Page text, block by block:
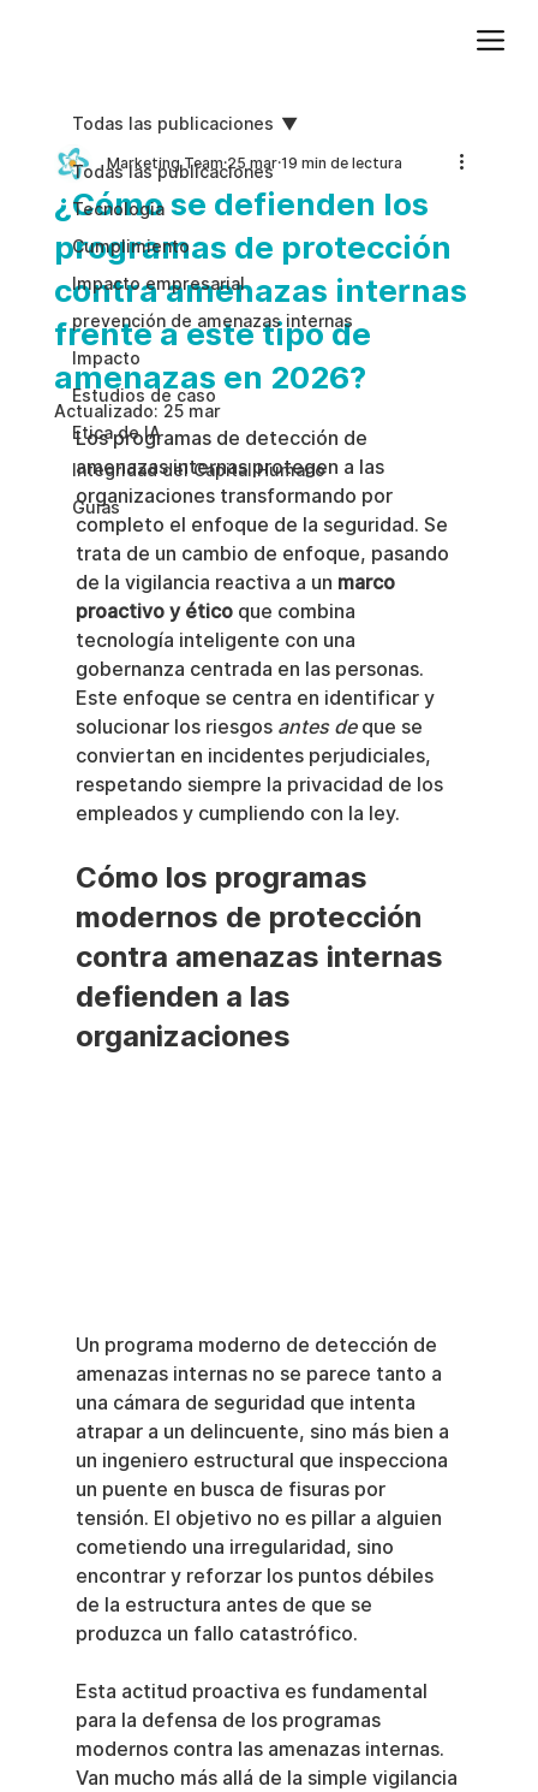
Todas las publicaciones
Tecnologia
Cumplimiento
Impacto empresarial
prevención de amenazas internas
Impacto
Estudios de caso
Etica de IA
Integridad del Capital Humano
Guias
Todas las publicaciones
¿Cómo se defienden los
programas de protección
contra amenazas internas
frente a este tipo de
amenazas en 2026?
Marketing Team 25 mar 19 min de lectura
Actualizado: 25 mar
Los programas de detección de
amenazas internas protegen a las
organizaciones transformando por
completo el enfoque de la seguridad. Se
trata de un cambio de enfoque, pasando
de la vigilancia reactiva a un marco
proactivo y ético que combina
tecnología inteligente con una
gobernanza centrada en las personas.
Este enfoque se centra en identificar y
solucionar los riesgos antes de que se
conviertan en incidentes perjudiciales,
respetando siempre la privacidad de los
empleados y cumpliendo con la ley.
Cómo los programas
modernos de protección
contra amenazas internas
defienden a las
organizaciones
Un programa moderno de detección de
amenazas internas no se parece tanto a
una cámara de seguridad que intenta
atrapar a un delincuente, sino más bien a
un ingeniero estructural que inspecciona
un puente en busca de fisuras por
tensión. El objetivo no es pillar a alguien
cometiendo una irregularidad, sino
encontrar y reforzar los puntos débiles
de la estructura antes de que se
produzca un fallo catastrófico.
Esta actitud proactiva es fundamental
para la defensa de los programas
modernos contra las amenazas internas.
Van mucho más allá de la simple vigilancia